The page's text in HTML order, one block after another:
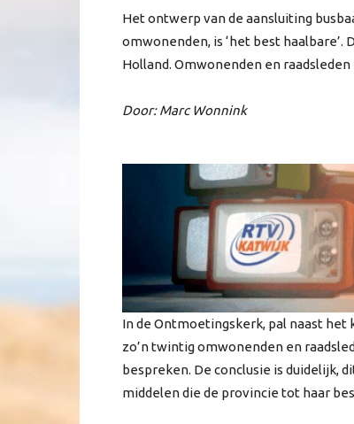
Het ontwerp van de aansluiting
omwonenden, is ‘het best
Holland. Omwonenden en
Door: Marc Wonnink
In de Ontmoetingskerk, pal naast het
zo’n twintig omwonenden en
bespreken. De conclusie is duidelijk,
middelen die de provincie tot haar